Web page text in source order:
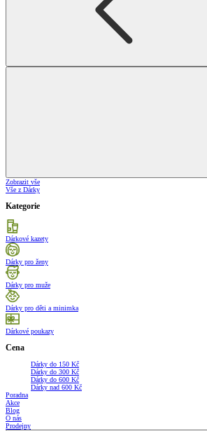
Zobrazit vše
Vše z Dárky
Kategorie
Dárkové kazety
Dárky pro ženy
Dárky pro muže
Dárky pro děti a minimka
Dárkové poukazy
Cena
Dárky do 150 Kč
Dárky do 300 Kč
Dárky do 600 Kč
Dárky nad 600 Kč
Poradna
Akce
Blog
O nás
Prodejny